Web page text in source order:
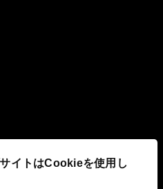
イトはCookieを使用し
み